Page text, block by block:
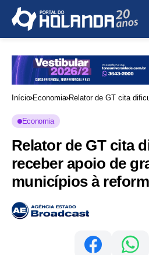
Início Economia Relator de GT cita
Economia
Relator de GT cita
receber apoio de
municípios à